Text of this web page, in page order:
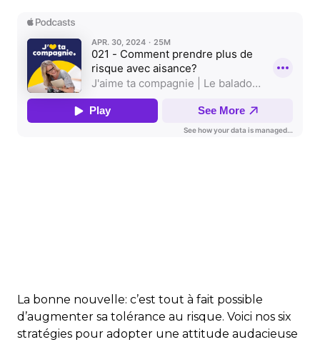
La bonne nouvelle: c’est tout à fait possible
d’augmenter sa tolérance au risque. Voici nos six
stratégies pour adopter une attitude audacieuse